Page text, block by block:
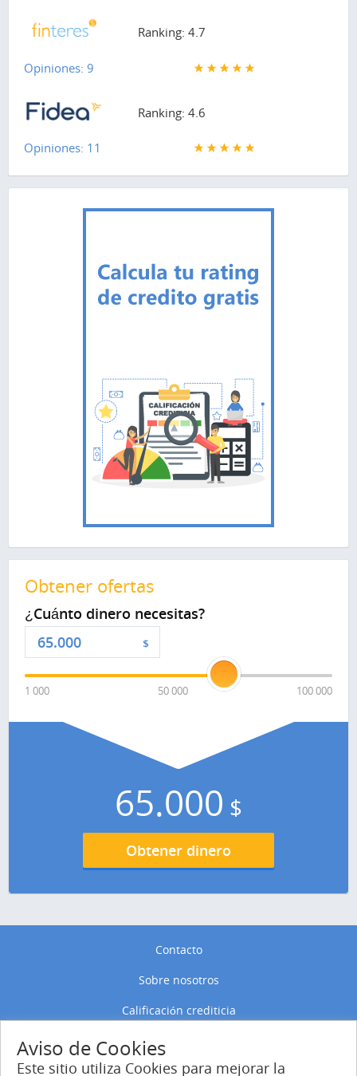
Ranking: 4.7
Opiniones: 9
Ranking: 4.6
Opiniones: 11
Obtener ofertas
¿Cuánto dinero necesitas?
$
1 000 50 000 100 000
65.000 $
Obtener dinero
Contacto
Sobre nosotros
Calificación crediticia
Política de privacidad
Política de Cookies
Aviso de Cookies
Este sitio utiliza Cookies para mejorar la